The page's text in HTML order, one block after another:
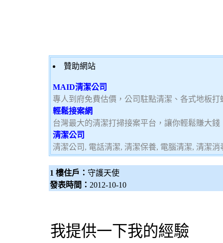
贊助網站
MAID清潔公司
專人到府免費估價，公司駐點清潔、各式地板
輕鬆接案網
台灣最大的清潔打掃接案平台，讓你輕鬆賺大
清潔公司
清潔公司, 電話清潔, 清潔保養, 電腦清潔, 清潔
1 樓住戶： 守護天使
發表時間： 2012-10-10
我提供一下我的經驗